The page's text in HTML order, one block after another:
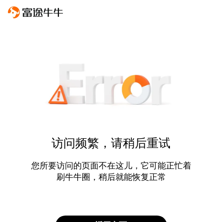
访问频繁，请稍后重试
您所要访问的页面不在这儿，它可能正忙着
刷牛牛圈，稍后就能恢复正常